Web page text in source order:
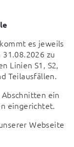
es jeweils
zu
Linien S1, S2,
Teilausfällen.
ein
eingerichtet.
Webseite